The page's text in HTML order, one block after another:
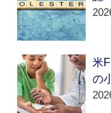
米
の